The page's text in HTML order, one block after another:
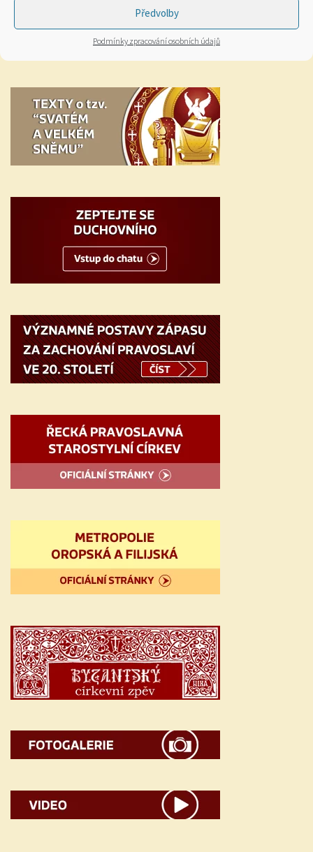
Předvolby
Podmínky zpracování osobních údajů